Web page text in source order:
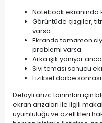
Notebook ekranında
Görüntüde çizgiler,
varsa
Ekranda tamamen
problemi varsa
Arka ışık yanıyor
Sıvı teması sonucu
Fiziksel darbe
Detaylı arıza tanımları için
ekran arızaları ile ilgili
uyumluluğu ve özellikleri